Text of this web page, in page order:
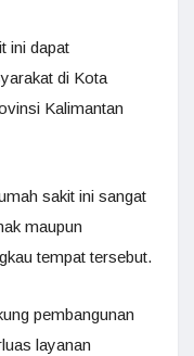
ini dapat
di Kota
Kalimantan
sakit ini sangat
maupun
tempat tersebut.
pembangunan
layanan